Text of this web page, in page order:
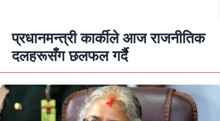
प्रधानमन्त्री कार्कीले आज राजनीतिक
दलहरूसँग छलफल गर्दै